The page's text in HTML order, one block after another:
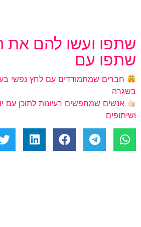
שתפו ועשו להם את
שתפו עם
חברים שמתמודדים עם לחץ נפשי
בשגרה
אנשים שמחפשים רעיונות לתוכן עם
ושיתופים